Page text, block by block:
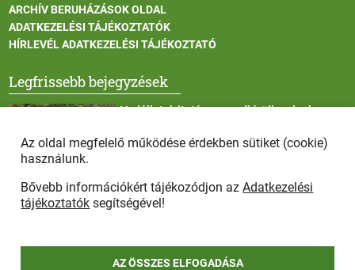
ARCHÍV BERUHÁZÁSOK OLDAL
ADATKEZELÉSI TÁJÉKOZTATÓK
HÍRLEVÉL ADATKEZELÉSI TÁJÉKOZTATÓ
Legfrissebb bejegyzések
Vadállatok itatása a rendkívüli melegben
Afrikai sertéspestis - kérések a lakosság felé
Az oldal megfelelő működése érdekben sütiket (cookie)
használunk.
Bővebb információkért tájékozódjon azAdatkezelési
tájékoztatók segítségével!
AZ ÖSSZES ELFOGADÁSA